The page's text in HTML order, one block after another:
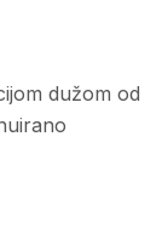
dužom od